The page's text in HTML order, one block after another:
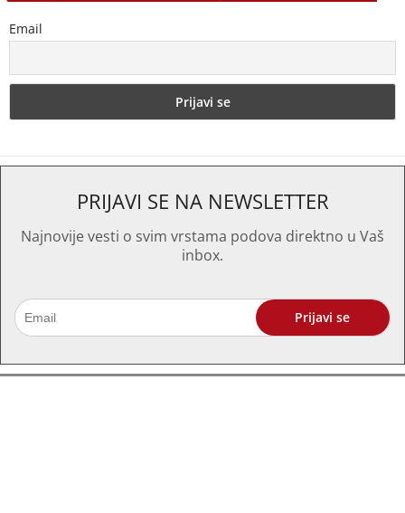
Email
PRIJAVI SE NA NEWSLETTER
Najnovije vesti o svim vrstama podova direktno u Vaš
inbox.